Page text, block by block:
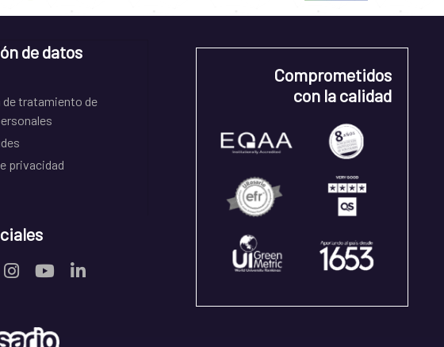
de datos
de tratamiento de
privacidad
Comprometidos
con la calidad